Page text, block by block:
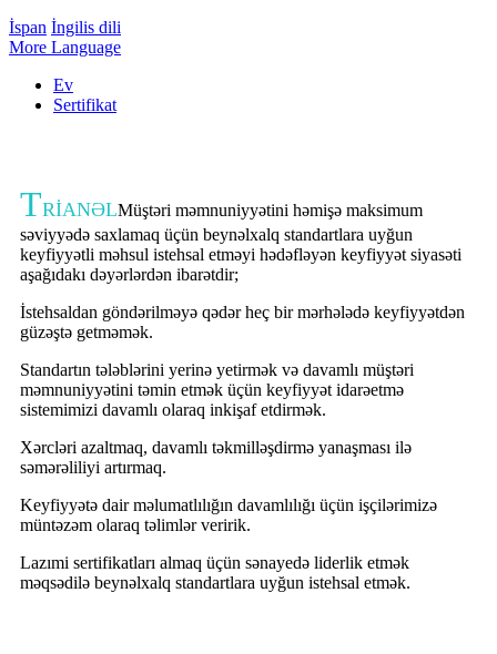
İspan İngilis dili
More Language
Ev
Sertifikat
TRİANƏLMüştəri məmnuniyyətini həmişə maksimum
səviyyədə saxlamaq üçün beynəlxalq standartlara uyğun
keyfiyyətli məhsul istehsal etməyi hədəfləyən keyfiyyət siyasəti
aşağıdakı dəyərlərdən ibarətdir;
İstehsaldan göndərilməyə qədər heç bir mərhələdə keyfiyyətdən
güzəştə getməmək.
Standartın tələblərini yerinə yetirmək və davamlı müştəri
məmnuniyyətini təmin etmək üçün keyfiyyət idarəetmə
sistemimizi davamlı olaraq inkişaf etdirmək.
Xərcləri azaltmaq, davamlı təkmilləşdirmə yanaşması ilə
səmərəliliyi artırmaq.
Keyfiyyətə dair məlumatlılığın davamlılığı üçün işçilərimizə
müntəzəm olaraq təlimlər veririk.
Lazımi sertifikatları almaq üçün sənayedə liderlik etmək
məqsədilə beynəlxalq standartlara uyğun istehsal etmək.